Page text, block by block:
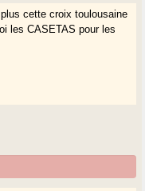
cette croix toulousaine
les CASETAS pour les